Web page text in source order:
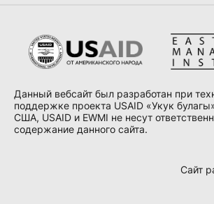
Данный вебсайт был разработан при
поддержке проекта USAID «Укук
США, USAID и EWMI не несут
содержание данного сайта.
Сайт